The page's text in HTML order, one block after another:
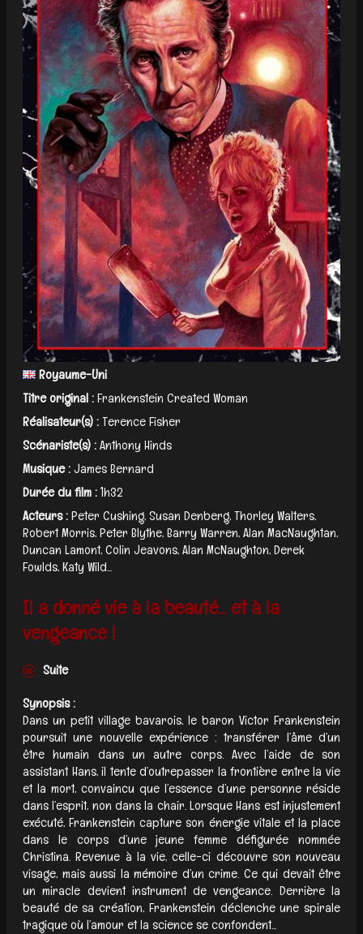
Royaume-Uni
Titre original :Frankenstein Created Woman
Réalisateur(s) :Terence Fisher
Scénariste(s) :Anthony Hinds
Musique :James Bernard
Durée du film :1h32
Acteurs :Peter Cushing, Susan Denberg, Thorley Walters,
Robert Morris, Peter Blythe, Barry Warren, Alan MacNaughtan,
Duncan Lamont, Colin Jeavons, Alan McNaughton, Derek
Fowlds, Katy Wild...
Il a donné vie à la beauté… et à la
vengeance !
Suite
Synopsis :
Dans un petit village bavarois, le baron Victor Frankenstein
poursuit une nouvelle expérience : transférer l’âme d’un
être humain dans un autre corps. Avec l’aide de son
assistant Hans, il tente d’outrepasser la frontière entre la vie
et la mort, convaincu que l’essence d’une personne réside
dans l’esprit, non dans la chair. Lorsque Hans est injustement
exécuté, Frankenstein capture son énergie vitale et la place
dans le corps d’une jeune femme défigurée nommée
Christina. Revenue à la vie, celle-ci découvre son nouveau
visage, mais aussi la mémoire d’un crime. Ce qui devait être
un miracle devient instrument de vengeance. Derrière la
beauté de sa création, Frankenstein déclenche une spirale
tragique où l’amour et la science se confondent...